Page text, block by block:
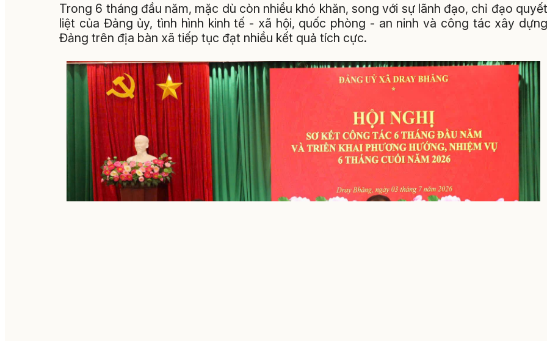
Trong 6 tháng đầu năm, mặc dù còn nhiều khó khăn, song với sự lãnh đạo, chỉ đạo quyết
liệt của Đảng ủy, tình hình kinh tế - xã hội, quốc phòng - an ninh và công tác xây dựng
Đảng trên địa bàn xã tiếp tục đạt nhiều kết quả tích cực.